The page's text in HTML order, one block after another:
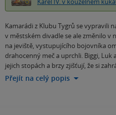
Kamarádi z Klubu Tygrů se vypravili
v městském divadle se ale změnilo v
na jeviště, vystupujícího bojovníka
drahocenný meč a uprchli. Biggi, Luk
jejich stopách a brzy zjišťují, že si
Přejít na celý popis